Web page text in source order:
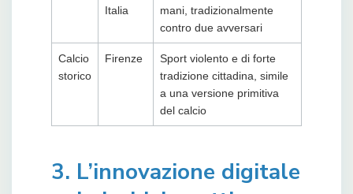
Italia
mani, tradizionalmente
contro due avversari
Calcio
storico
Firenze
Sport violento e di forte
tradizione cittadina, simile
a una versione primitiva
del calcio
3. L’innovazione digitale